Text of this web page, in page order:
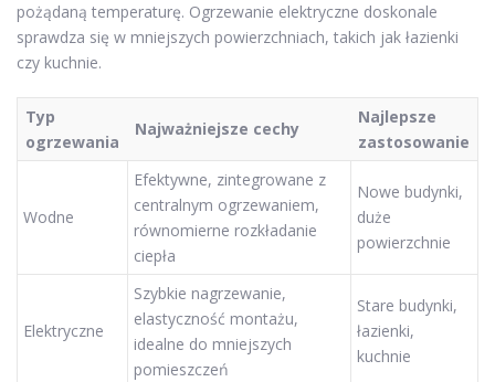
pożądaną temperaturę. Ogrzewanie elektryczne doskonale
sprawdza się w mniejszych powierzchniach, takich jak łazienki
czy kuchnie.
Typ
ogrzewania
Najważniejsze cechy
Najlepsze
zastosowanie
Wodne
Efektywne, zintegrowane z
centralnym ogrzewaniem,
równomierne rozkładanie
ciepła
Nowe budynki,
duże
powierzchnie
Elektryczne
Szybkie nagrzewanie,
elastyczność montażu,
idealne do mniejszych
pomieszczeń
Stare budynki,
łazienki,
kuchnie